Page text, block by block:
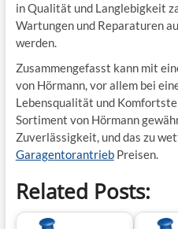
in Qualität und Langlebigkeit
Wartungen und Reparaturen
werden.
Zusammengefasst kann mit
von Hörmann, vor allem bei
Lebensqualität und
Sortiment von Hörmann
Zuverlässigkeit, und das zu
GaragentorantriebPreisen.
Related Posts: